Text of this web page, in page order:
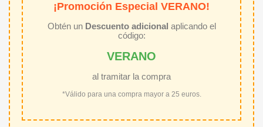
¡Promoción Especial VERANO!
Obtén un Descuento adicional aplicando el
código:
VERANO
al tramitar la compra
*Válido para una compra mayor a 25 euros.